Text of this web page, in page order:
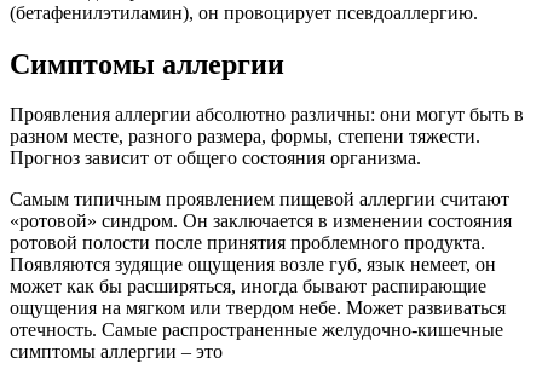
(бетафенилэтиламин), он провоцирует псевдоаллергию.
Симптомы аллергии
Проявления аллергии абсолютно различны: они могут быть в
разном месте, разного размера, формы, степени тяжести.
Прогноз зависит от общего состояния организма.
Самым типичным проявлением пищевой аллергии считают
«ротовой» синдром. Он заключается в изменении состояния
ротовой полости после принятия проблемного продукта.
Появляются зудящие ощущения возле губ, язык немеет, он
может как бы расширяться, иногда бывают распирающие
ощущения на мягком или твердом небе. Может развиваться
отечность. Самые распространенные желудочно-кишечные
симптомы аллергии – это